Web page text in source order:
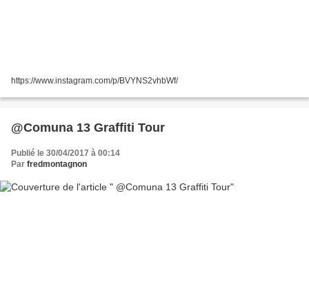
https://www.instagram.com/p/BVYNS2vhbWf/
@Comuna 13 Graffiti Tour
Publié le 30/04/2017 à 00:14
Par fredmontagnon